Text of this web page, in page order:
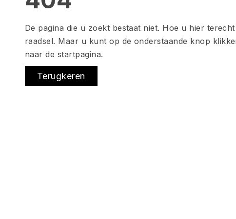
De pagina die u zoekt bestaat niet. Hoe u hier
raadsel. Maar u kunt op de onderstaande knop
naar de startpagina.
Terugkeren